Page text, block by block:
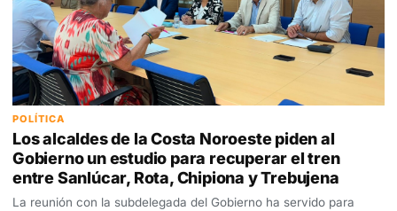
POLÍTICA
Los alcaldes de la Costa Noroeste piden al
Gobierno un estudio para recuperar el tren
entre Sanlúcar, Rota, Chipiona y Trebujena
La reunión con la subdelegada del Gobierno ha servido para